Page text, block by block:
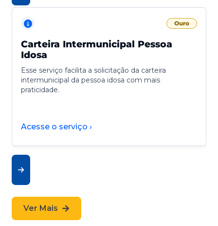
Ouro
Carteira Intermunicipal Pessoa
Idosa
Esse serviço facilita a solicitação da carteira
intermunicipal da pessoa idosa com mais
praticidade.
Acesse o serviço ›
Ver Mais